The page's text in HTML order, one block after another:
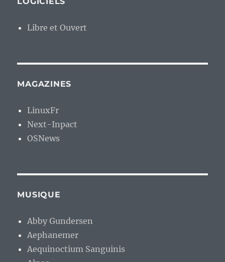
Libre et Ouvert
MAGAZINES
LinuxFr
Next-Inpact
OSNews
MUSIQUE
Abby Gundersen
Aephanemer
Aequinoctium Sanguinis